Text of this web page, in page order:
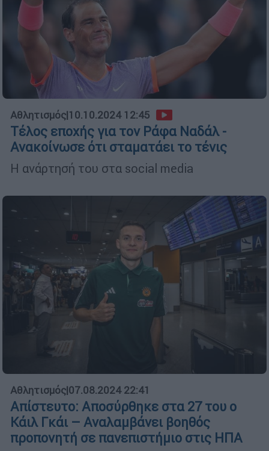
Αθλητισμός|10.10.2024 12:45
Τέλος εποχής για τον Ράφα Ναδάλ -
Ανακοίνωσε ότι σταματάει το τένις
Η ανάρτησή του στα social media
Αθλητισμός|07.08.2024 22:41
Απίστευτο: Αποσύρθηκε στα 27 του ο
Κάιλ Γκάι – Αναλαμβάνει βοηθός
προπονητή σε πανεπιστήμιο στις ΗΠΑ